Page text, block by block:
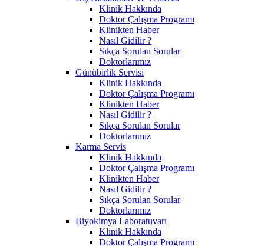
Klinik Hakkında
Doktor Çalışma Programı
Klinikten Haber
Nasıl Gidilir ?
Sıkça Sorulan Sorular
Doktorlarımız
Günübirlik Servisi
Klinik Hakkında
Doktor Çalışma Programı
Klinikten Haber
Nasıl Gidilir ?
Sıkça Sorulan Sorular
Doktorlarımız
Karma Servis
Klinik Hakkında
Doktor Çalışma Programı
Klinikten Haber
Nasıl Gidilir ?
Sıkça Sorulan Sorular
Doktorlarımız
Biyokimya Laboratuvarı
Klinik Hakkında
Doktor Çalışma Programı